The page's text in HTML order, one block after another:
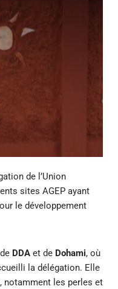
de l’Union
sites AGEP ayant
le développement
DDA et de Dohami, où
la délégation. Elle
notamment les perles et